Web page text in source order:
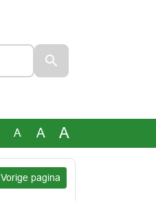
A A A
Vorige pagina